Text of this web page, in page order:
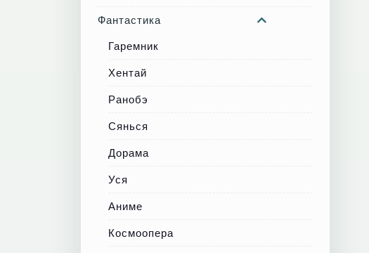
Фантастика
Гаремник
Хентай
Ранобэ
Сянься
Дорама
Уся
Аниме
Космоопера